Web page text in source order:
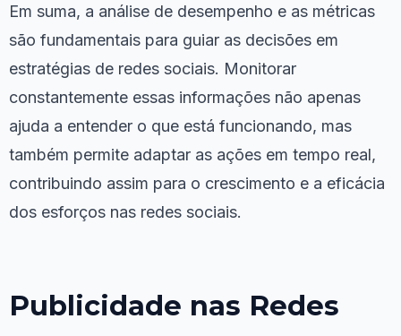
Em suma, a análise de desempenho e as métricas
são fundamentais para guiar as decisões em
estratégias de redes sociais. Monitorar
constantemente essas informações não apenas
ajuda a entender o que está funcionando, mas
também permite adaptar as ações em tempo real,
contribuindo assim para o crescimento e a eficácia
dos esforços nas redes sociais.
Publicidade nas Redes